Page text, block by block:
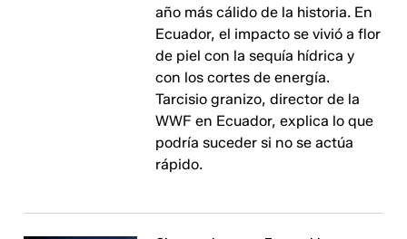
año más cálido de la historia. En
Ecuador, el impacto se vivió a flor
de piel con la sequía hídrica y
con los cortes de energía.
Tarcisio granizo, director de la
WWF en Ecuador, explica lo que
podría suceder si no se actúa
rápido.